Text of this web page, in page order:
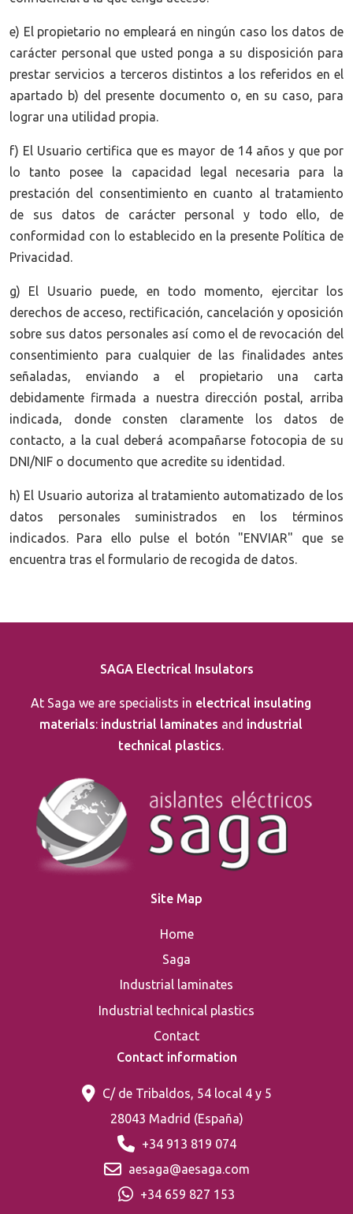
e) El propietario no empleará en ningún caso los datos de
carácter personal que usted ponga a su disposición para
prestar servicios a terceros distintos a los referidos en el
apartado b) del presente documento o, en su caso, para
lograr una utilidad propia.
f) El Usuario certifica que es mayor de 14 años y que por
lo tanto posee la capacidad legal necesaria para la
prestación del consentimiento en cuanto al tratamiento
de sus datos de carácter personal y todo ello, de
conformidad con lo establecido en la presente Política de
Privacidad.
g) El Usuario puede, en todo momento, ejercitar los
derechos de acceso, rectificación, cancelación y oposición
sobre sus datos personales así como el de revocación del
consentimiento para cualquier de las finalidades antes
señaladas, enviando a el propietario una carta
debidamente firmada a nuestra dirección postal, arriba
indicada, donde consten claramente los datos de
contacto, a la cual deberá acompañarse fotocopia de su
DNI/NIF o documento que acredite su identidad.
h) El Usuario autoriza al tratamiento automatizado de los
datos personales suministrados en los términos
indicados. Para ello pulse el botón "ENVIAR" que se
encuentra tras el formulario de recogida de datos.
SAGA Electrical Insulators
At Saga we are specialists in electrical insulating
materials: industrial laminates and industrial
technical plastics.
Site Map
Home
Saga
Industrial laminates
Industrial technical plastics
Contact
Contact information
C/ de Tribaldos, 54 local 4 y 5
28043 Madrid (España)
+34 913 819 074
aesaga@aesaga.com
+34 659 827 153